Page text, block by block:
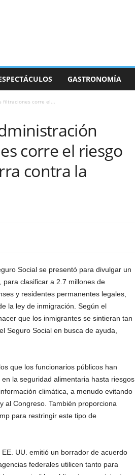
GASTRONOMÍA
filtraciones corre el...
corre el riesgo
contra la
Social se presentó para divulgar un
clasificar a 2.7 millones de
y residentes permanentes legales,
la ley de inmigración. Según el
que los inmigrantes se sintieran tan
Seguro Social en busca de ayuda,
que los funcionarios públicos han
la seguridad alimentaria hasta riesgos
climática, a menudo evitando
al Congreso. También proporciona
para restringir este tipo de
UU. emitió un borrador de acuerdo
federales utilicen tanto para